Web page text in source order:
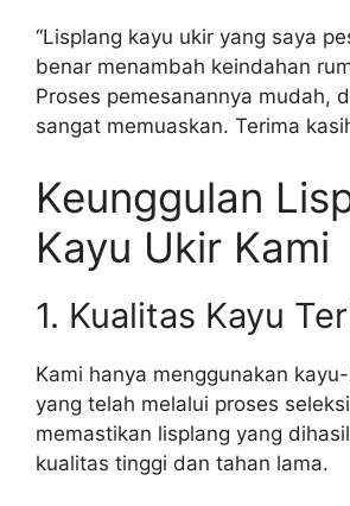
“Lisplang kayu ukir yang saya
benar menambah keindahan
Proses pemesanannya mudah,
sangat memuaskan. Terima
Keunggulan
Kayu Ukir Kami
1. Kualitas Kayu
Kami hanya menggunakan
yang telah melalui proses
memastikan lisplang yang
kualitas tinggi dan tahan lama.